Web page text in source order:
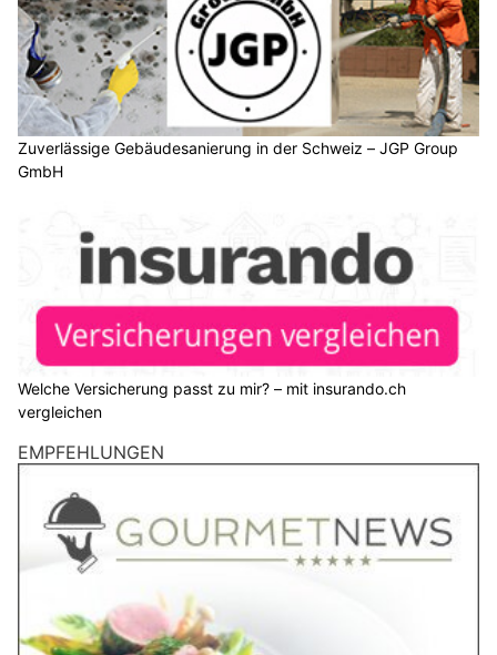
Zuverlässige Gebäudesanierung in der Schweiz – JGP Group
GmbH
Welche Versicherung passt zu mir? – mit insurando.ch
vergleichen
EMPFEHLUNGEN